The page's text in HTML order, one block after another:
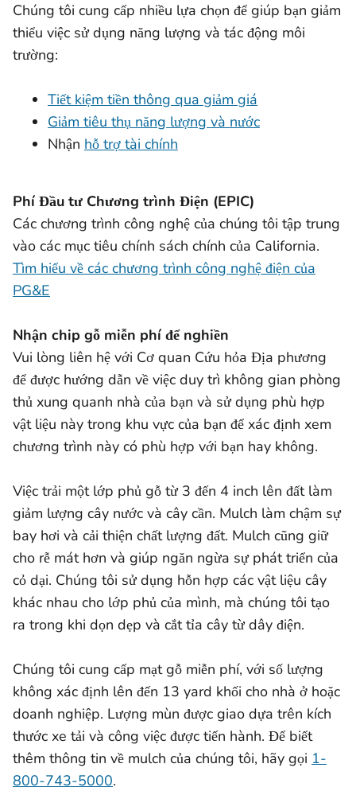
Chúng tôi cung cấp nhiều lựa chọn để giúp bạn giảm
thiểu việc sử dụng năng lượng và tác động môi
trường:
Tiết kiệm tiền thông qua giảm giá
Giảm tiêu thụ năng lượng và nước
Nhận hỗ trợ tài chính
Phí Đầu tư Chương trình Điện (EPIC)
Các chương trình công nghệ của chúng tôi tập trung
vào các mục tiêu chính sách chính của California.
Tìm hiểu về các chương trình công nghệ điện của
PG&E
Nhận chip gỗ miễn phí để nghiền
Vui lòng liên hệ với Cơ quan Cứu hỏa Địa phương
để được hướng dẫn về việc duy trì không gian phòng
thủ xung quanh nhà của bạn và sử dụng phù hợp
vật liệu này trong khu vực của bạn để xác định xem
chương trình này có phù hợp với bạn hay không.
Việc trải một lớp phủ gỗ từ 3 đến 4 inch lên đất làm
giảm lượng cây nước và cây cần. Mulch làm chậm sự
bay hơi và cải thiện chất lượng đất. Mulch cũng giữ
cho rễ mát hơn và giúp ngăn ngừa sự phát triển của
cỏ dại. Chúng tôi sử dụng hỗn hợp các vật liệu cây
khác nhau cho lớp phủ của mình, mà chúng tôi tạo
ra trong khi dọn dẹp và cắt tỉa cây từ dây điện.
Chúng tôi cung cấp mạt gỗ miễn phí, với số lượng
không xác định lên đến 13 yard khối cho nhà ở hoặc
doanh nghiệp. Lượng mùn được giao dựa trên kích
thước xe tải và công việc được tiến hành. Để biết
thêm thông tin về mulch của chúng tôi, hãy gọi 1-
800-743-5000.